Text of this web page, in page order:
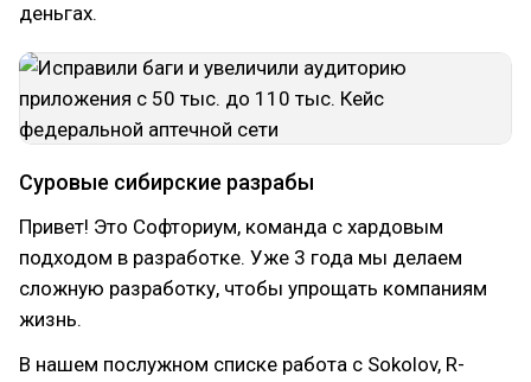
деньгах.
Суровые сибирские разрабы
Привет! Это Софториум, команда с хардовым
подходом в разработке. Уже 3 года мы делаем
сложную разработку, чтобы упрощать компаниям
жизнь.
В нашем послужном списке работа с Sokolov, R-